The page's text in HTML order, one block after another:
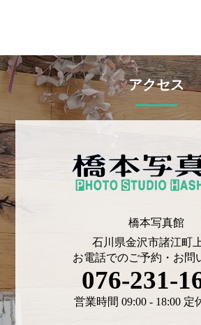
アクセス
橋本写真館
石川県金沢市諸江町
お電話でのご予約・お問
076-231-
営業時間 09:00 - 18:00 定